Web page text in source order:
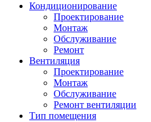
Кондиционирование
Проектирование
Монтаж
Обслуживание
Ремонт
Вентиляция
Проектирование
Монтаж
Обслуживание
Ремонт вентиляции
Тип помещения